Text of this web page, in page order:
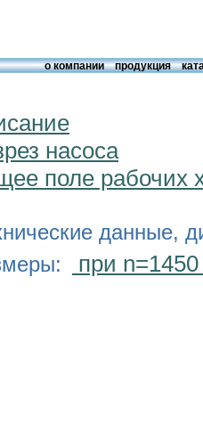
о компании продукция
насоса
поле рабочих
данные,
при